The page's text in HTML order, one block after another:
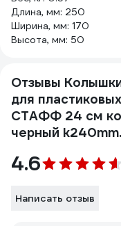
Длина, мм: 250
Ширина, мм: 170
Высота, мм: 50
Отзывы
для
СТАФФ 24 см
черный
4.6
Написать отзыв